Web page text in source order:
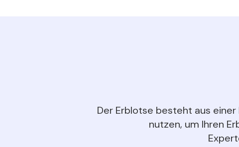
Der Erblotse besteht aus
nutzen, um Ihren